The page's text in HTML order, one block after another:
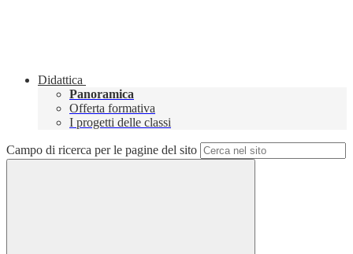
Didattica
Panoramica
Offerta formativa
I progetti delle classi
Campo di ricerca per le pagine del sito